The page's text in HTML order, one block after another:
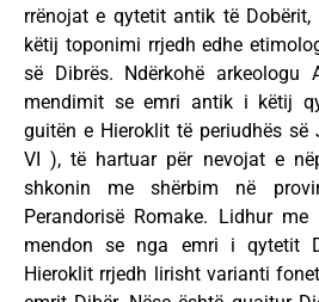
rrënojat e qytetit antik të
këtij toponimi rrjedh edhe
së Dibrës. Ndërkohë arkeologu
mendimit se emri antik i këtij
guitën e Hieroklit të periudhës
VI ), të hartuar për nevojat e
shkonin me shërbim në
Perandorisë Romake. Lidhur me
mendon se nga emri i qytetit
Hieroklit rrjedh lirisht varianti